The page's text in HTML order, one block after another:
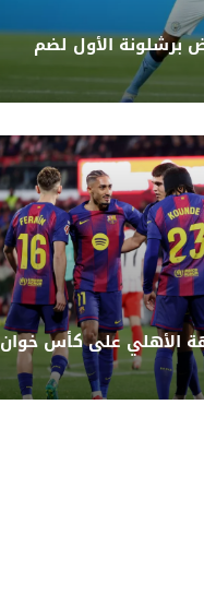
الأول لضم
الأهلي على كأس خوان